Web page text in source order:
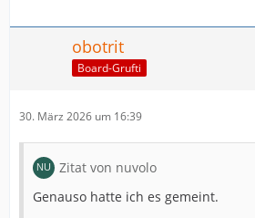
obotrit
Board-Grufti
30. März 2026 um 16:39
Zitat von nuvolo
Genauso hatte ich es gemeint.